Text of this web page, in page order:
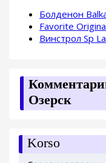
Болденон
Favorite
Винстрол Sp
Озерск
Korso